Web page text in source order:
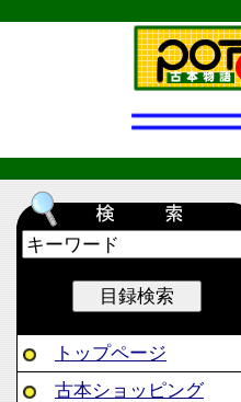
トップページ
古本ショッピング